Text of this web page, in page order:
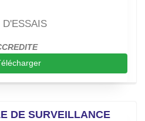
D'ESSAIS
DE SURVEILLANCE